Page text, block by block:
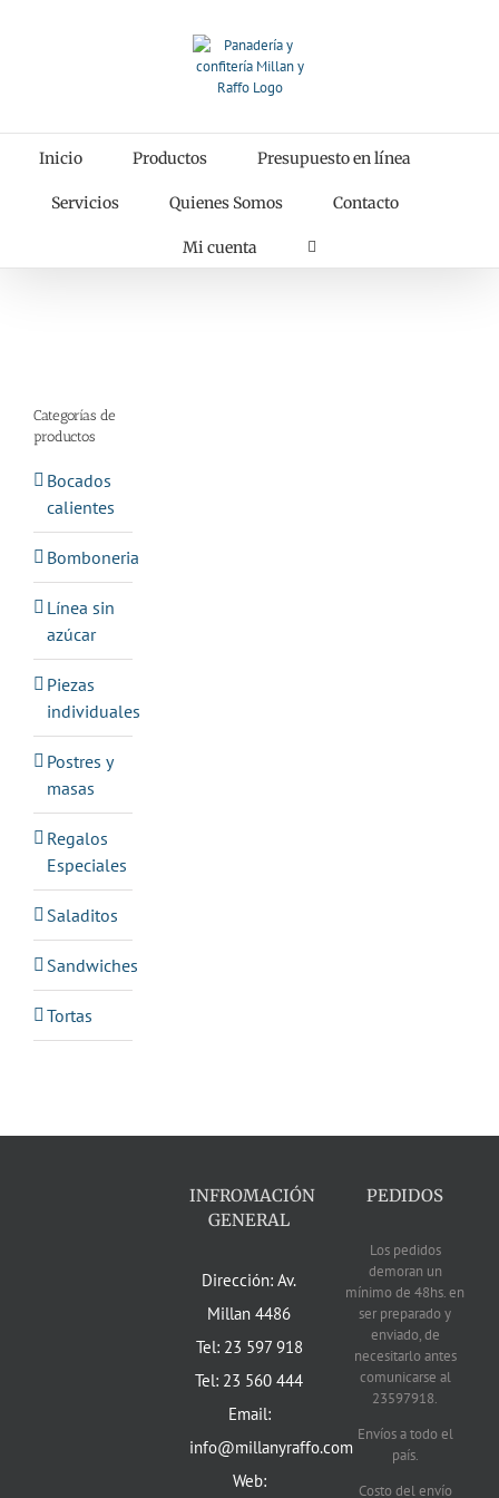
Inicio Productos Presupuesto en línea
Servicios Quienes Somos Contacto
Mi cuenta
Categorías de
productos
Bocados
calientes
Bomboneria
Línea sin
azúcar
Piezas
individuales
Postres y
masas
Regalos
Especiales
Saladitos
Sandwiches
Tortas
INFROMACIÓN
GENERAL
Dirección: Av.
Millan 4486
Tel: 23 597 918
Tel: 23 560 444
Email:
info@millanyraffo.com
Web:
PEDIDOS
Los pedidos
demoran un
mínimo de 48hs. en
ser preparado y
enviado, de
necesitarlo antes
comunicarse al
23597918.
Envíos a todo el
país.
Costo del envío